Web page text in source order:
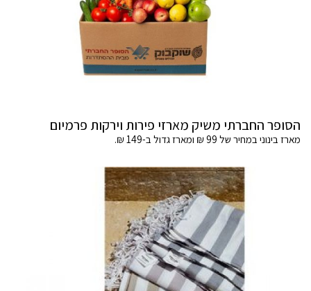
הסופר החברתי משיק מארזי פירות וירקות פרמיום
מארז בינוני במחיר של 99 ₪ ומארז גדול ב-149 ₪.